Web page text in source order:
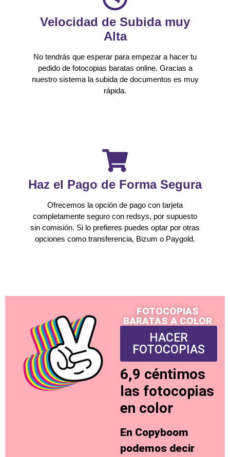
Velocidad de Subida muy
Alta
No tendrás que esperar para empezar a hacer tu
pedido de fotocopias baratas online. Gracias a
nuestro sistema la subida de documentos es muy
rápida.
Haz el Pago de Forma Segura
Ofrecemos la opción de pago con tarjeta
completamente seguro con redsys, por supuesto
sin comisión. Si lo prefieres puedes optar por otras
opciones como transferencia, Bizum o Paygold.
FOTOCOPIAS
BARATAS A COLOR
HACER
FOTOCOPIAS
6,9 céntimos
las fotocopias
en color
En Copyboom
podemos decir